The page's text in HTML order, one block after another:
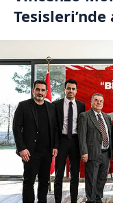
Tesisleri’nde